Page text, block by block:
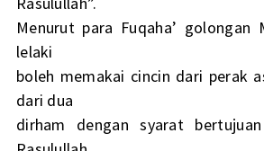
Menurut para Fuqaha’ golongan
lelaki
boleh memakai cincin dari perak
dari dua
dirham dengan syarat